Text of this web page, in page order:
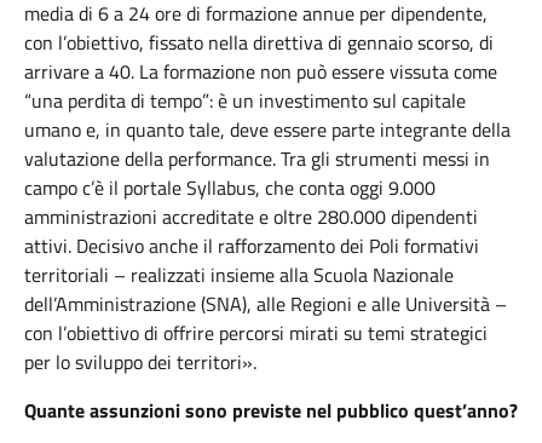
media di 6 a 24 ore di formazione annue per dipendente,
con l’obiettivo, fissato nella direttiva di gennaio scorso, di
arrivare a 40. La formazione non può essere vissuta come
“una perdita di tempo”: è un investimento sul capitale
umano e, in quanto tale, deve essere parte integrante della
valutazione della performance. Tra gli strumenti messi in
campo c’è il portale Syllabus, che conta oggi 9.000
amministrazioni accreditate e oltre 280.000 dipendenti
attivi. Decisivo anche il rafforzamento dei Poli formativi
territoriali – realizzati insieme alla Scuola Nazionale
dell’Amministrazione (SNA), alle Regioni e alle Università –
con l’obiettivo di offrire percorsi mirati su temi strategici
per lo sviluppo dei territori».
Quante assunzioni sono previste nel pubblico quest’anno?